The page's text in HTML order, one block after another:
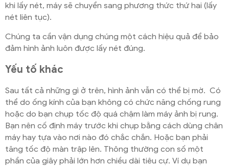
khi lấy nét, máy sẽ chuyển sang phương thức thứ hai (lấy
nét liên tục).
Chúng ta cần vận dụng chúng một cách hiệu quả để bảo
đảm hình ảnh luôn được lấy nét đúng.
Yếu tố khác
Sau tất cả những gì ở trên, hình ảnh vẫn có thể bị mờ. Có
thể do ống kính của bạn không có chức năng chống rung
hoặc do bạn chụp tốc độ quá chậm làm máy ảnh bị rung.
Bạn nên cố định máy trước khi chụp bằng cách dùng chân
máy hay tựa vào nơi nào đó chắc chắn. Hoặc bạn phải
tăng tốc độ màn trập lên. Thông thường con số một
phần của giây phải lớn hơn chiều dài tiêu cự. Ví dụ bạn